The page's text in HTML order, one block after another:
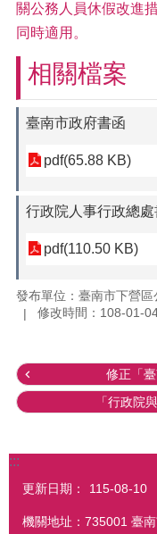
關公務人員休假改進
同時適用。
相關檔案
臺南市政府書函
pdf(65.88 KB)
行政院人事行政總處
pdf(110.50 KB)
發布單位：臺南市下營區
修改時間：108-01-
修正「
「行政院
:::
更新日期： 115-08-10
機關地址：735001 臺